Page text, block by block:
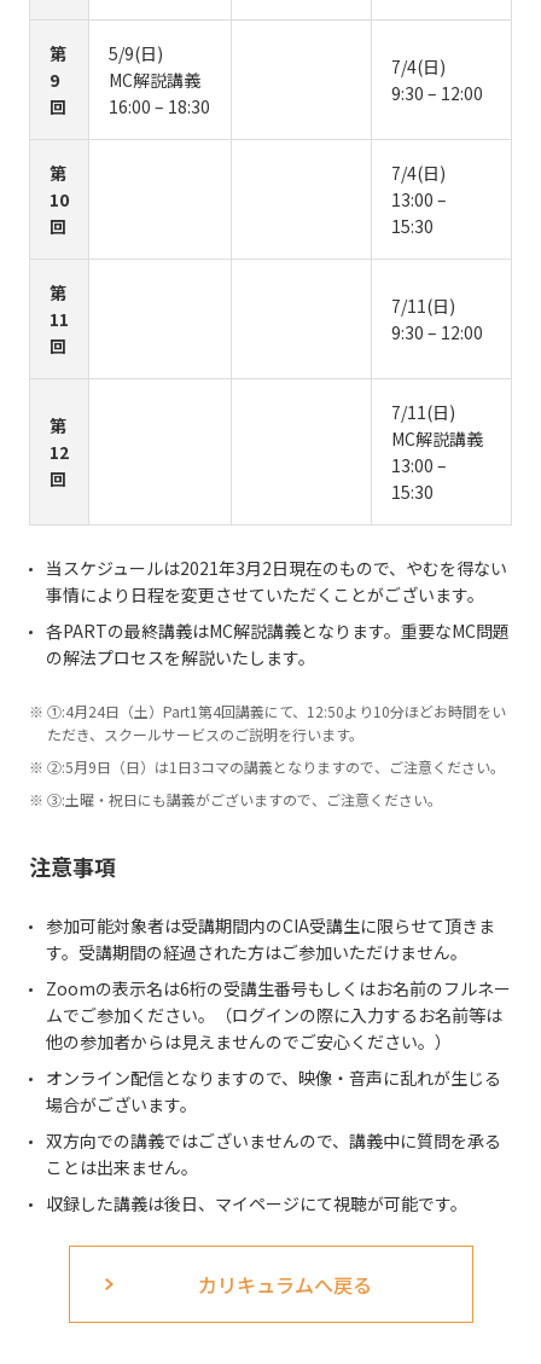
第
9
回
5/9(日)
MC解説講義
16:00 – 18:30
7/4(日)
9:30 – 12:00
第
10
回
7/4(日)
13:00 –
15:30
第
11
回
7/11(日)
9:30 – 12:00
第
12
回
7/11(日)
MC解説講義
13:00 –
15:30
当スケジュールは2021年3月2日現在のもので、やむを得ない
事情により日程を変更させていただくことがございます。
各PARTの最終講義はMC解説講義となります。重要なMC問題
の解法プロセスを解説いたします。
①:4月24日（土）Part1第4回講義にて、12:50より10分ほどお時間をい
ただき、スクールサービスのご説明を行います。
②:5月9日（日）は1日3コマの講義となりますので、ご注意ください。
③:土曜・祝日にも講義がございますので、ご注意ください。
注意事項
参加可能対象者は受講期間内のCIA受講生に限らせて頂きま
す。受講期間の経過された方はご参加いただけません。
Zoomの表示名は6桁の受講生番号もしくはお名前のフルネー
ムでご参加ください。（ログインの際に入力するお名前等は
他の参加者からは見えませんのでご安心ください。）
オンライン配信となりますので、映像・音声に乱れが生じる
場合がございます。
双方向での講義ではございませんので、講義中に質問を承る
ことは出来ません。
収録した講義は後日、マイページにて視聴が可能です。
カリキュラムへ戻る